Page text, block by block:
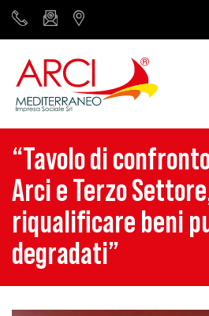
“Tavolo di
Arci e Terzo
riqualificare beni
degradati”